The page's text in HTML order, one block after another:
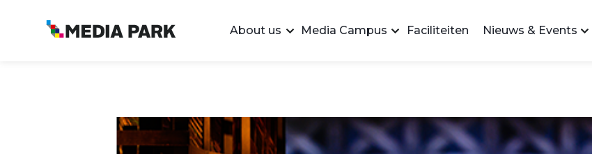
About us Media Campus Faciliteiten Nieuws & Events